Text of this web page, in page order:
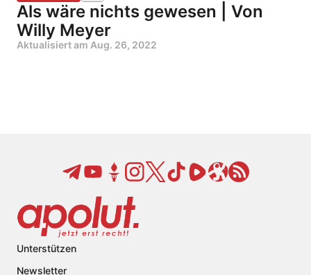
Als wäre nichts gewesen | Von
Willy Meyer
Aktualisiert am Aug. 26, 2022
Unterstützen
Newsletter